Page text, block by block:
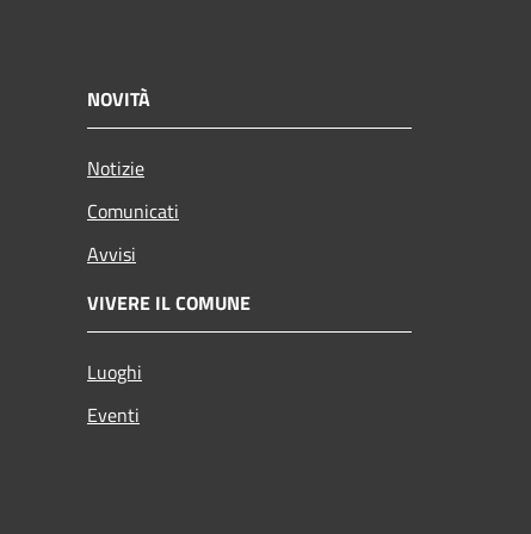
NOVITÀ
Notizie
Comunicati
Avvisi
VIVERE IL COMUNE
Luoghi
Eventi